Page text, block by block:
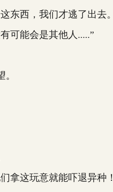
西，我们才逃了出去
可能会是其他人.....”
拿这玩意就能吓退异种